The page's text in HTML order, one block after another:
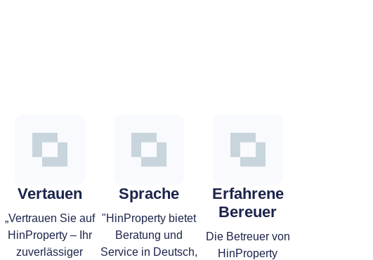
Vertauen
„Vertrauen Sie auf
HinProperty – Ihr
zuverlässiger
Sprache
"HinProperty bietet
Beratung und
Service in Deutsch,
Erfahrene
Bereuer
Die Betreuer von
HinProperty